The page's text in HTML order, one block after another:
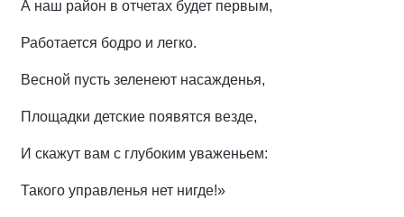
А наш район в отчетах будет первым,
Работается бодро и легко.
Весной пусть зеленеют насажденья,
Площадки детские появятся везде,
И скажут вам с глубоким уваженьем:
Такого управленья нет нигде!»